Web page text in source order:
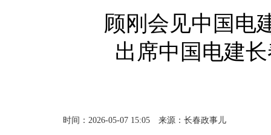
顾刚会见中国电
出席中国电建
时间：2026-05-07 15:05 来源：长春政事儿